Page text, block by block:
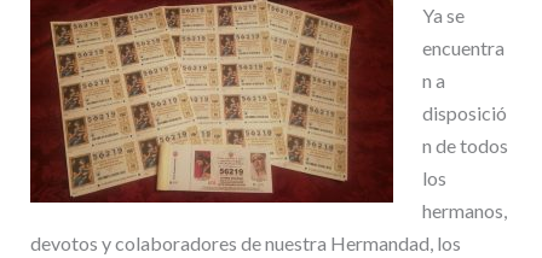
Ya se
encuentra
n a
disposició
n de todos
los
hermanos,
devotos y colaboradores de nuestra Hermandad, los